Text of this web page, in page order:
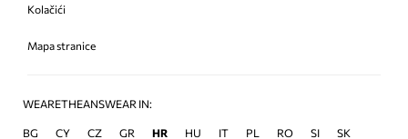
Kolačići
Mapa stranice
WEARETHEANSWEAR IN:
BG CY CZ GR HR HU IT PL RO SI SK